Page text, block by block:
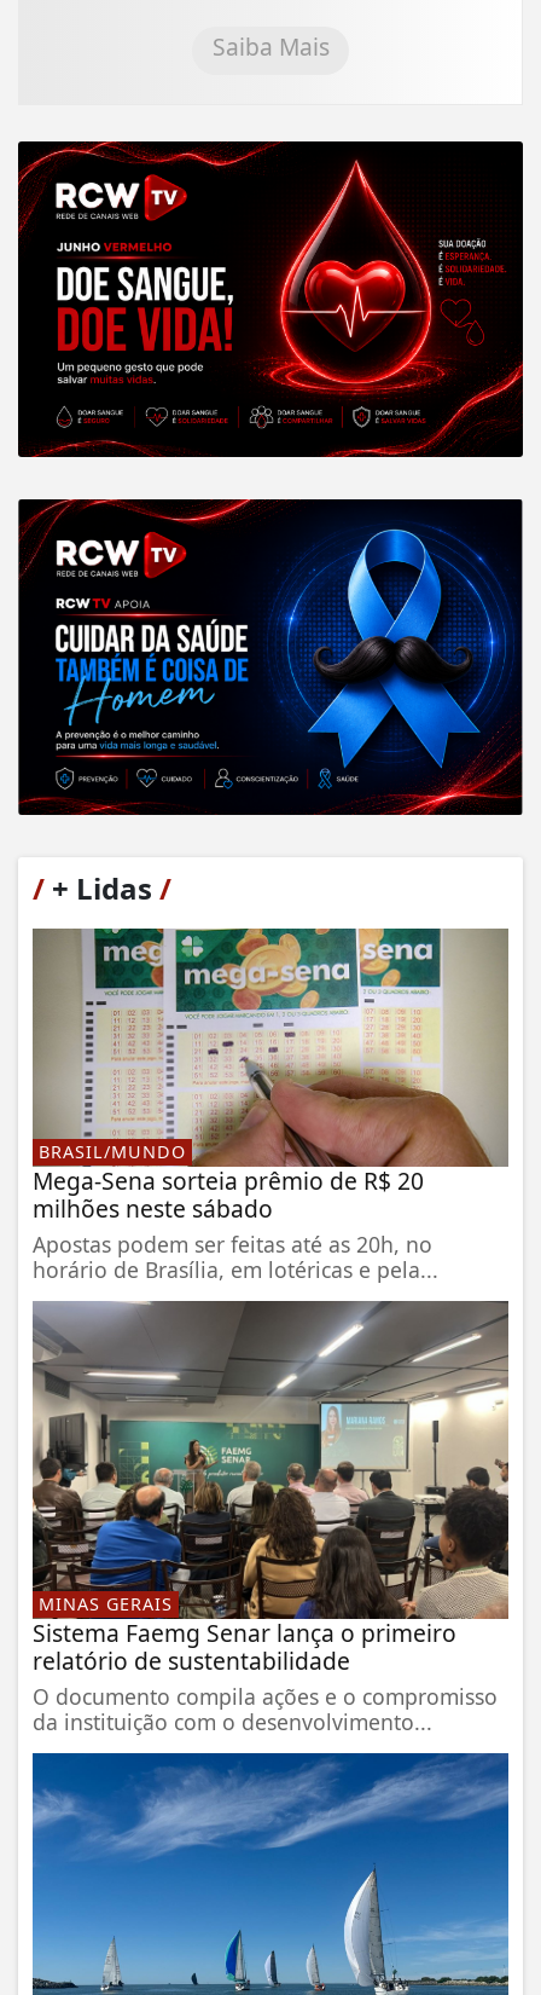
Saiba Mais
/ + Lidas /
BRASIL/MUNDO
Mega-Sena sorteia prêmio de R$ 20
milhões neste sábado
Apostas podem ser feitas até as 20h, no
horário de Brasília, em lotéricas e pela...
MINAS GERAIS
Sistema Faemg Senar lança o primeiro
relatório de sustentabilidade
O documento compila ações e o compromisso
da instituição com o desenvolvimento...